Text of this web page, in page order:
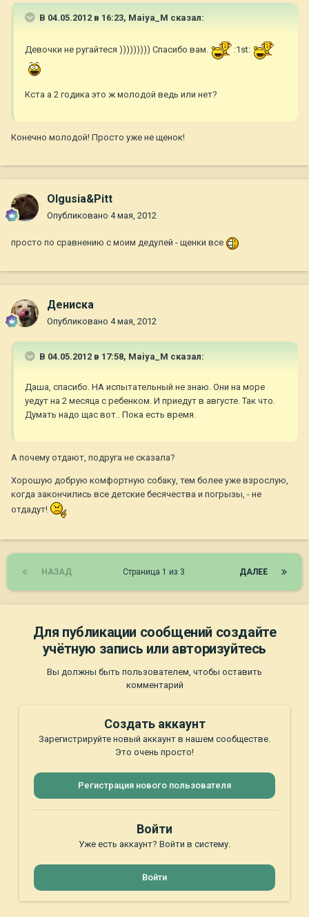
В 04.05.2012 в 16:23, Maiya_M сказал:
Девочки не ругайтеся ))))))))) Спасибо вам. :1st:
Кста а 2 годика это ж молодой ведь или нет?
Конечно молодой! Просто уже не щенок!
Olgusia&Pitt
Опубликовано 4 мая, 2012
просто по сравнению с моим дедулей - щенки все
Дениска
Опубликовано 4 мая, 2012
В 04.05.2012 в 17:58, Maiya_M сказал:
Даша, спасибо. НА испытательный не знаю. Они на море
уедут на 2 месяца с ребенком. И приедут в августе. Так что.
Думать надо щас вот.. Пока есть время.
А почему отдают, подруга не сказала?
Хорошую добрую комфортную собаку, тем более уже взрослую,
когда закончились все детские бесячества и погрызы, - не
отдадут!
НАЗАД ДАЛЕЕ
Страница 1 из 3
Для публикации сообщений создайте
учётную запись или авторизуйтесь
Вы должны быть пользователем, чтобы оставить
комментарий
Создать аккаунт
Зарегистрируйте новый аккаунт в нашем сообществе.
Это очень просто!
Регистрация нового пользователя
Войти
Уже есть аккаунт? Войти в систему.
Войти